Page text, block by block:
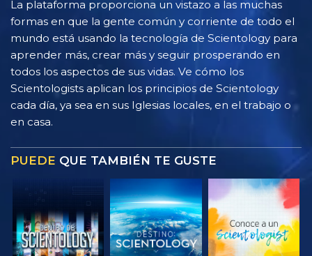
La plataforma proporciona un vistazo a las muchas
formas en que la gente común y corriente de todo el
mundo está usando la tecnología de Scientology para
aprender más, crear más y seguir prosperando en
todos los aspectos de sus vidas. Ve cómo los
Scientologists aplican los principios de Scientology
cada día, ya sea en sus Iglesias locales, en el trabajo o
en casa.
PUEDE QUE TAMBIÉN TE GUSTE